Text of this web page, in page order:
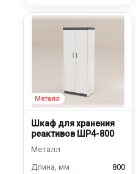
Шкаф для хранения
реактивов ШР4-800
800